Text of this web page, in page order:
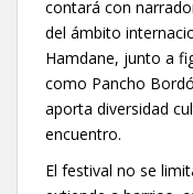
contará con
del ámbito
Hamdane, junto a
como Pancho
aporta diversidad
encuentro.
El festival no se